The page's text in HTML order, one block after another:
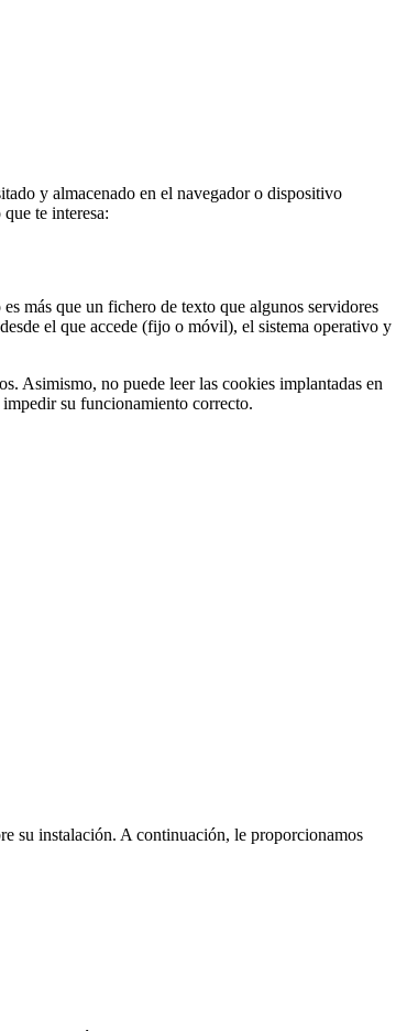
y almacenado en el navegador o dispositivo
te interesa:
más que un fichero de texto que algunos servidores
el que accede (fijo o móvil), el sistema operativo y
Asimismo, no puede leer las cookies implantadas en
su funcionamiento correcto.
su instalación. A continuación, le proporcionamos